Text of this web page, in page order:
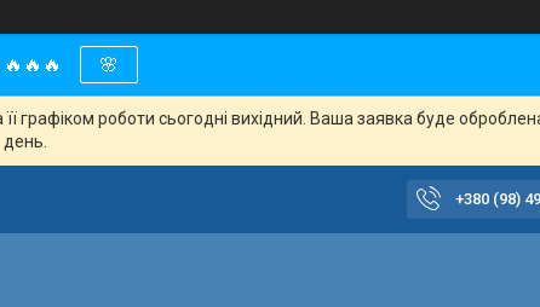
🔥🔥🔥 🌸
графіком роботи сьогодні вихідний. Ваша заявка буде
день.
+380 (98)